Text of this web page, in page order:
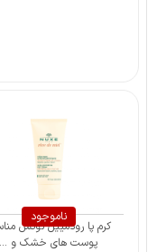
ناموجود
کرم پا رودمییل نوکس
پوست های خشک و ...